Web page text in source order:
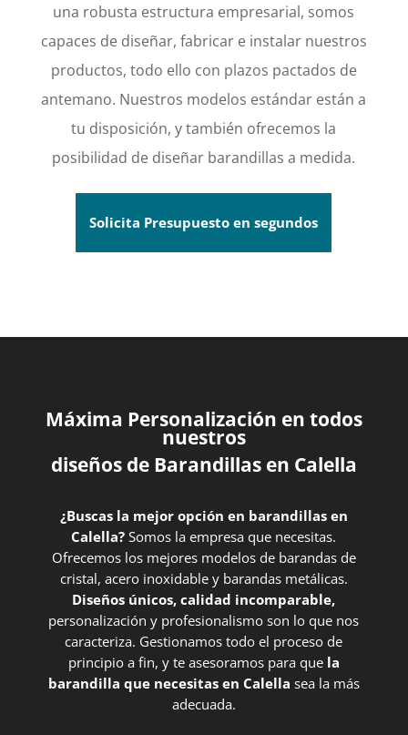
una robusta estructura empresarial, somos
capaces de diseñar, fabricar e instalar nuestros
productos, todo ello con plazos pactados de
antemano. Nuestros modelos estándar están a
tu disposición, y también ofrecemos la
posibilidad de diseñar barandillas a medida.
Solicita Presupuesto en segundos
Máxima Personalización en todos
nuestros
diseños de Barandillas en Calella
¿Buscas la mejor opción en barandillas en
Calella? Somos la empresa que necesitas.
Ofrecemos los mejores modelos de barandas de
cristal, acero inoxidable y barandas metálicas.
Diseños únicos, calidad incomparable,
personalización y profesionalismo son lo que nos
caracteriza. Gestionamos todo el proceso de
principio a fin, y te asesoramos para que la
barandilla que necesitas en Calella sea la más
adecuada.